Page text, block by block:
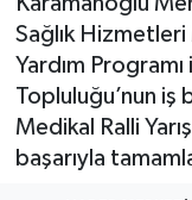
Sağlık Hizmetleri
Yardım
Topluluğu’nun iş
Medikal Ralli
başarıyla